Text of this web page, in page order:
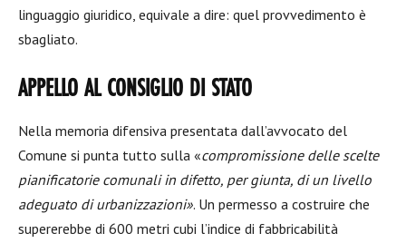
linguaggio giuridico, equivale a dire: quel provvedimento è
sbagliato.
APPELLO AL CONSIGLIO DI STATO
Nella memoria difensiva presentata dall’avvocato del
Comune si punta tutto sulla «compromissione delle scelte
pianificatorie comunali in difetto, per giunta, di un livello
adeguato di urbanizzazioni». Un permesso a costruire che
supererebbe di 600 metri cubi l’indice di fabbricabilità